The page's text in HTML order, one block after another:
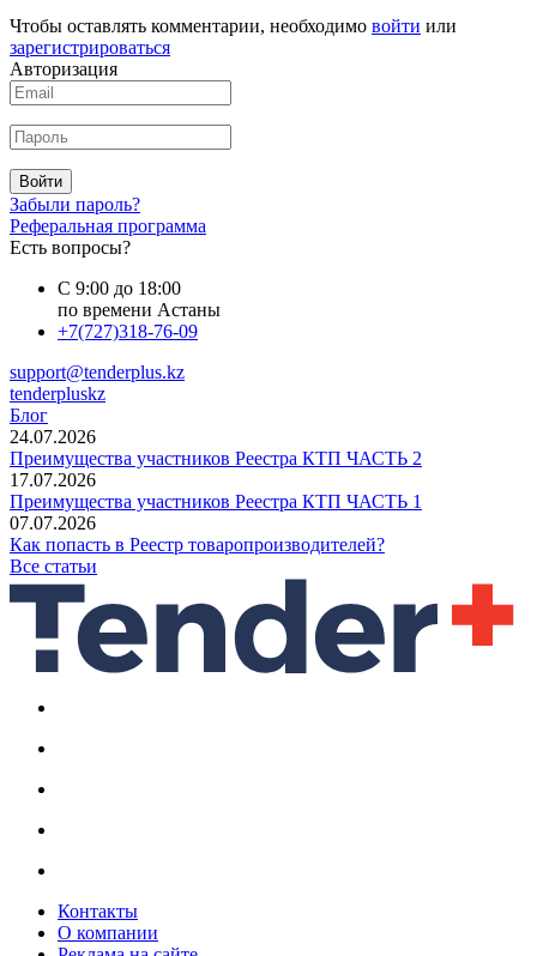
Чтобы оставлять комментарии, необходимо войти или
зарегистрироваться
Авторизация
Войти
Забыли пароль?
Реферальная программа
Есть вопросы?
С 9:00 до 18:00
по времени Астаны
+7(727)318-76-09
support@tenderplus.kz
tenderpluskz
Блог
24.07.2026
Преимущества участников Реестра КТП ЧАСТЬ 2
17.07.2026
Преимущества участников Реестра КТП ЧАСТЬ 1
07.07.2026
Как попасть в Реестр товаропроизводителей?
Все статьи
Контакты
О компании